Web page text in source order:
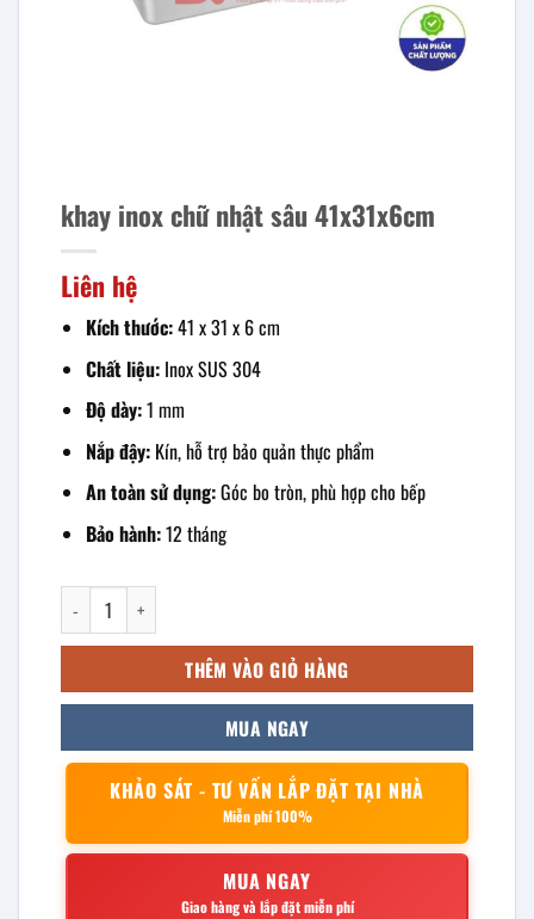
khay inox chữ nhật sâu 41x31x6cm
Liên hệ
Kích thước:41 x 31 x 6 cm
Chất liệu:Inox SUS 304
Độ dày:1 mm
Nắp đậy:Kín, hỗ trợ bảo quản thực phẩm
An toàn sử dụng:Góc bo tròn, phù hợp cho bếp
Bảo hành:12 tháng
khay inox chữ nhật sâu 41x31x6cm số lượng
THÊM VÀO GIỎ HÀNG
MUA NGAY
KHẢO SÁT - TƯ VẤN LẮP ĐẶT TẠI NHÀ
Miễn phí 100%
MUA NGAY
Giao hàng và lắp đặt miễn phí